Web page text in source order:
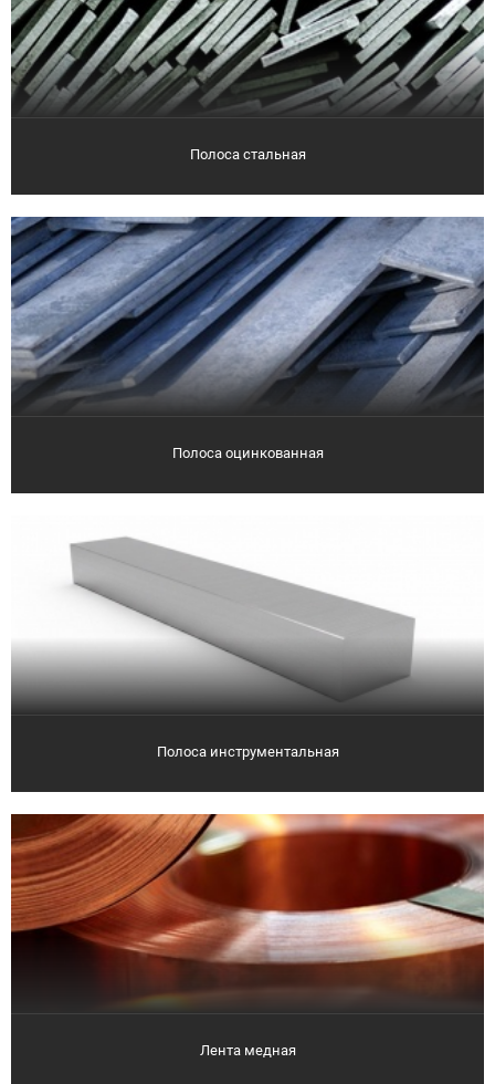
Полоса стальная
Полоса оцинкованная
Полоса инструментальная
Лента медная